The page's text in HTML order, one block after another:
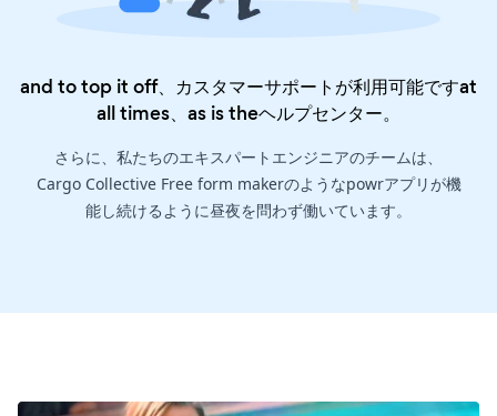
and to top it off、カスタマーサポートが利用可能ですat
all times、as is theヘルプセンター。
さらに、私たちのエキスパートエンジニアのチームは、
Cargo Collective Free form makerのようなpowrアプリが機
能し続けるように昼夜を問わず働いています。